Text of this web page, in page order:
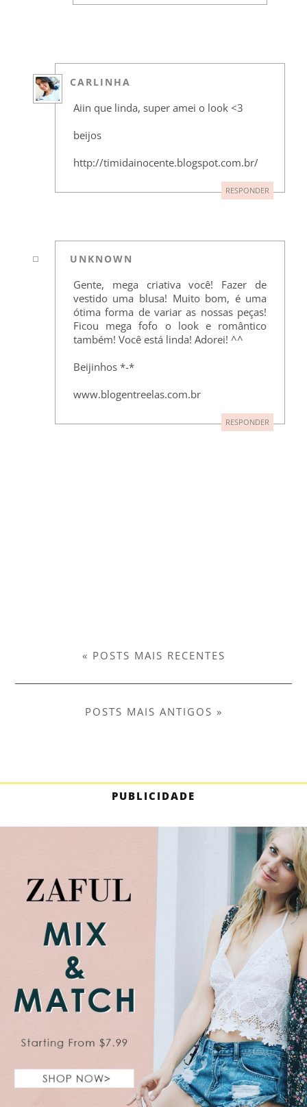
CARLINHA
Aiin que linda, super amei o look <3
beijos
http://timidainocente.blogspot.com.br/
RESPONDER
UNKNOWN
Gente, mega criativa você! Fazer de
vestido uma blusa! Muito bom, é uma
ótima forma de variar as nossas peças!
Ficou mega fofo o look e romântico
também! Você está linda! Adorei! ^^
Beijinhos *-*
www.blogentreelas.com.br
RESPONDER
« POSTS MAIS RECENTES
POSTS MAIS ANTIGOS »
PUBLICIDADE